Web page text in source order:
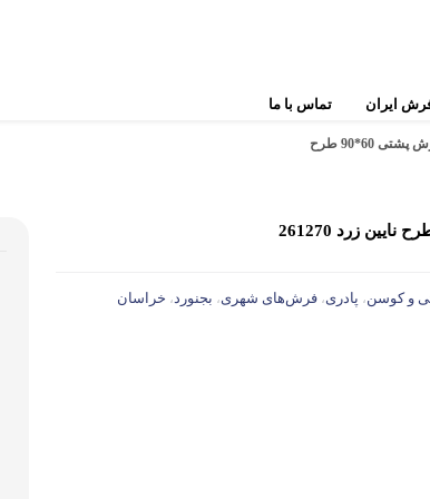
هریس
فرش ایران تماس با ما
فرش پشتی 60*90 طرح
و کوسن، پادری،فرش‌های شهری، بجنورد، خراسان